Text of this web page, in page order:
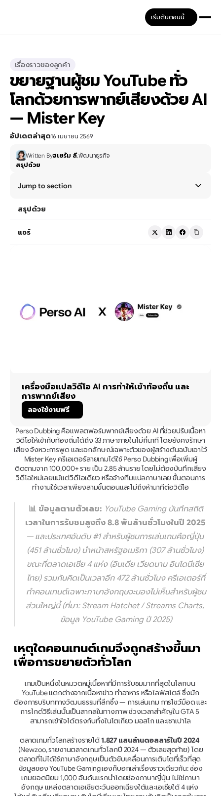
เริ่มต้นตอนนี้
เรื่องราวของลูกค้า
ขยายฐานผู้ชม YouTube ทั่ว
โลกด้วยการพากย์เสียงด้วย AI
— Mister Key
อัปเดตล่าสุด16 เมษายน 2569
Written Byฮเยรัม ลี,พัฒนาธุรกิจ
สรุปด้วย
Jump to section
สรุปด้วย
แชร์
เครื่องมือแปลวิดีโอ AI การทำให้เข้าท้องถิ่น และ
การพากย์เสียง
ลองใช้งานฟรี
Perso Dubbing คือแพลตฟอร์มพากย์เสียงด้วย AI ที่ช่วยปรับเนื้อหา
วิดีโอให้เข้ากับท้องถิ่นได้ถึง 33 ภาษาภายในไม่กี่นาที โดยยังคงรักษา
เสียง จังหวะการพูด และเอกลักษณ์เฉพาะตัวของผู้สร้างต้นฉบับเอาไว้
Mister Key ครีเอเตอร์สายเกมได้ใช้ Perso Dubbing เพื่อเพิ่มผู้
ติดตามจาก 100,000+ ราย เป็น 2.85 ล้านราย โดยไม่ต้องบันทึกเสียง
วิดีโอใหม่เลยแม้แต่วิดีโอเดียว หรือจ้างทีมแปลภาษาเลย ขั้นตอนการ
ทำงานใช้เวลาเพียงสามขั้นตอนและไม่ถึงห้านาทีต่อวิดีโอ
📊 ข้อมูลตามตัวเลข: YouTube Gaming บันทึกสถิติ
เวลาในการรับชมสูงถึง 8.8 พันล้านชั่วโมงในปี 2025
— และประเทศอันดับ #1 สำหรับผู้ชมการเล่นเกมคือญี่ปุ่น
(451 ล้านชั่วโมง) นำหน้าสหรัฐอเมริกา (307 ล้านชั่วโมง)
ขณะที่ตลาดเอเชีย 4 แห่ง (อินเดีย เวียดนาม อินโดนีเซีย
ไทย) รวมกันคิดเป็นเวลาอีก 472 ล้านชั่วโมง ครีเอเตอร์ที่
ทำคอนเทนต์เฉพาะภาษาอังกฤษจะมองไม่เห็นสำหรับผู้ชม
ส่วนใหญ่นี้ (ที่มา: Stream Hatchet / Streams Charts,
ข้อมูล YouTube Gaming ปี 2025)
เหตุใดคอนเทนต์เกมจึงถูกสร้างขึ้นมา
เพื่อการขยายตัวทั่วโลก
เกมเป็นหนึ่งในหมวดหมู่เนื้อหาที่มีการรับชมมากที่สุดในโลกบน
YouTube แตกต่างจากเนื้อหาข่าว ทำอาหาร หรือไลฟ์สไตล์ ซึ่งมัก
ต้องการบริบททางวัฒนธรรมที่ลึกซึ้ง — การเล่นเกม การโชว์ม็อด และ
การไกด์วิธีเล่นนั้นเป็นสากลในทางภาพ ช่วงเวลาสำคัญใน GTA 5
สามารถเข้าใจได้ตรงกันทั้งในโตเกียว มอสโก และเซาเปาโล
ตลาดเกมทั่วโลกสร้างรายได้ 1.827 แสนล้านดอลลาร์ในปี 2024
(Newzoo, รายงานตลาดเกมทั่วโลกปี 2024 — ตัวเลขสุดท้าย) โดย
ตลาดที่ไม่ได้ใช้ภาษาอังกฤษเป็นตัวขับเคลื่อนการเติบโตที่เร็วที่สุด
ข้อมูลของ YouTube Gaming เองก็บอกเล่าเรื่องราวเดียวกัน: ช่อง
เกมยอดนิยม 1,000 อันดับแรกนำโดยช่องภาษาญี่ปุ่น ไม่ใช่ภาษา
อังกฤษ แหล่งตลาดเอเชียตะวันออกเฉียงใต้และเอเชียใต้ 4 แห่ง